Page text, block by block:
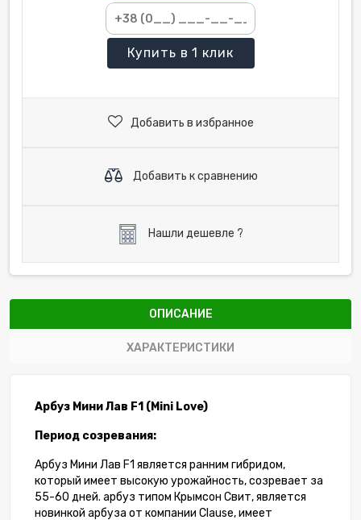
Купить в 1 клик
Добавить в избранное
Добавить к сравнению
Нашли дешевле ?
ОПИСАНИЕ
ХАРАКТЕРИСТИКИ
Арбуз Мини Лав F1 (Mini Love)
Период созревания:
Арбуз Мини Лав F1 является ранним гибридом,
который имеет высокую урожайность, созревает за
55-60 дней. арбуз типом Крымсон Свит, является
новинкой арбуза от компании Clause, имеет